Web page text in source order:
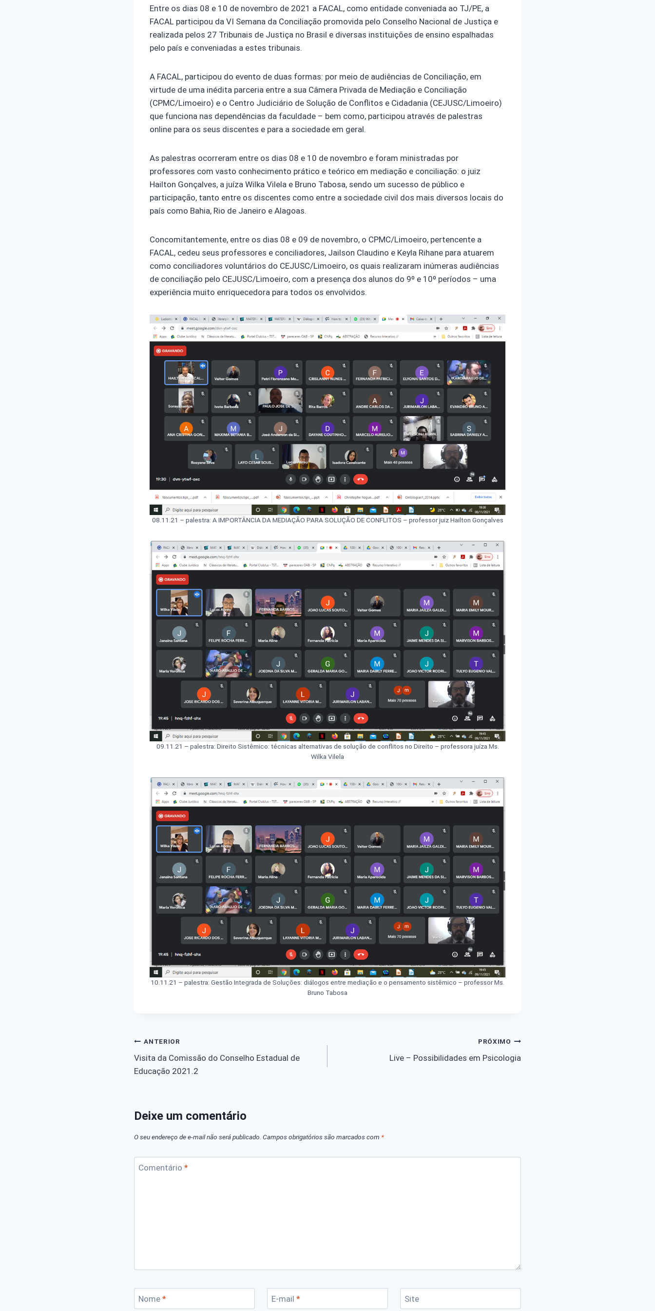
Entre os dias 08 e 10 de novembro de 2021 a FACAL, como entidade conveniada ao TJ/PE, a
FACAL participou da VI Semana da Conciliação promovida pelo Conselho Nacional de Justiça e
realizada pelos 27 Tribunais de Justiça no Brasil e diversas instituições de ensino espalhadas
pelo país e conveniadas a estes tribunais.
A FACAL, participou do evento de duas formas: por meio de audiências de Conciliação, em
virtude de uma inédita parceria entre a sua Câmera Privada de Mediação e Conciliação
(CPMC/Limoeiro) e o Centro Judiciário de Solução de Conflitos e Cidadania (CEJUSC/Limoeiro)
que funciona nas dependências da faculdade – bem como, participou através de palestras
online para os seus discentes e para a sociedade em geral.
As palestras ocorreram entre os dias 08 e 10 de novembro e foram ministradas por
professores com vasto conhecimento prático e teórico em mediação e conciliação: o juiz
Hailton Gonçalves, a juíza Wilka Vilela e Bruno Tabosa, sendo um sucesso de público e
participação, tanto entre os discentes como entre a sociedade civil dos mais diversos locais do
país como Bahia, Rio de Janeiro e Alagoas.
Concomitantemente, entre os dias 08 e 09 de novembro, o CPMC/Limoeiro, pertencente a
FACAL, cedeu seus professores e conciliadores, Jailson Claudino e Keyla Rihane para atuarem
como conciliadores voluntários do CEJUSC/Limoeiro, os quais realizaram inúmeras audiências
de conciliação pelo CEJUSC/Limoeiro, com a presença dos alunos do 9º e 10º períodos – uma
experiência muito enriquecedora para todos os envolvidos.
08.11.21 – palestra: A IMPORTÂNCIA DA MEDIAÇÃO PARA SOLUÇÃO DE CONFLITOS – professor juiz Hailton Gonçalves
09.11.21 – palestra: Direito Sistêmico: técnicas alternativas de solução de conflitos no Direito – professora juíza Ms.
Wilka Vilela
10.11.21 – palestra: Gestão Integrada de Soluções: diálogos entre mediação e o pensamento sistêmico – professor Ms.
Bruno Tabosa
Navegação
de
ANTERIOR
Visita da Comissão do Conselho Estadual de
Educação 2021.2
PRÓXIMO
Live – Possibilidades em Psicologia
Deixe um comentário
O seu endereço de e-mail não será publicado. Campos obrigatórios são marcados com *
Comentário *
Nome * E-mail * Site